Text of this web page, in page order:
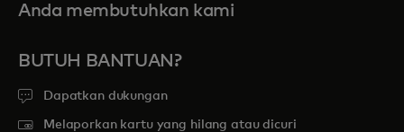
Anda membutuhkan kami
BUTUH BANTUAN?
Dapatkan dukungan
Melaporkan kartu yang hilang atau dicuri